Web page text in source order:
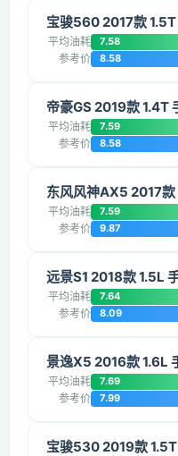
宝骏560 2017款
平均油耗 7.58
参考价 8.58
帝豪GS 2019款 1.4T
平均油耗 7.59
参考价 8.58
东风风神AX5 2017款
平均油耗 7.59
参考价 9.87
远景S1 2018款 1.5L
平均油耗 7.64
参考价 8.09
景逸X5 2016款 1.6L
平均油耗 7.69
参考价 7.99
宝骏530 2019款